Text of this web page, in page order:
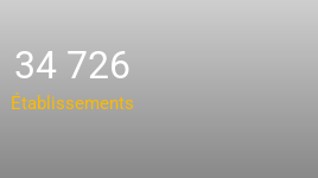
34 726
Établissements